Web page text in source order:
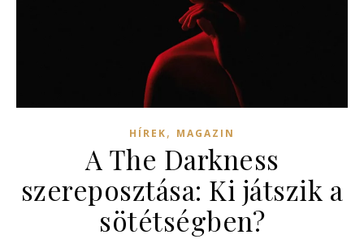
HÍREK, MAGAZIN
A The Darkness
szereposztása: Ki játszik a
sötétségben?